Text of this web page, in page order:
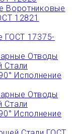
Воротниковые
12821
ГОСТ 17375-
Отводы
Исполнение
Отводы
Исполнение